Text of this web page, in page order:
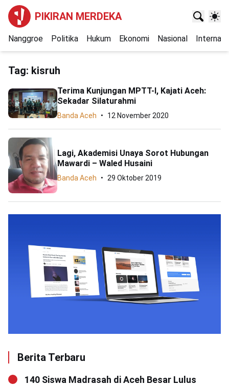
PIKIRAN MERDEKA
Nanggroe Politika Hukum Ekonomi Nasional
Tag: kisruh
Terima Kunjungan MPTT-I, Kajati Aceh:
Sekadar Silaturahmi
Banda Aceh 12 November 2020
Lagi, Akademisi Unaya Sorot Hubungan
Mawardi – Waled Husaini
Banda Aceh 29 Oktober 2019
Berita Terbaru
140 Siswa Madrasah di Aceh Besar Lulus